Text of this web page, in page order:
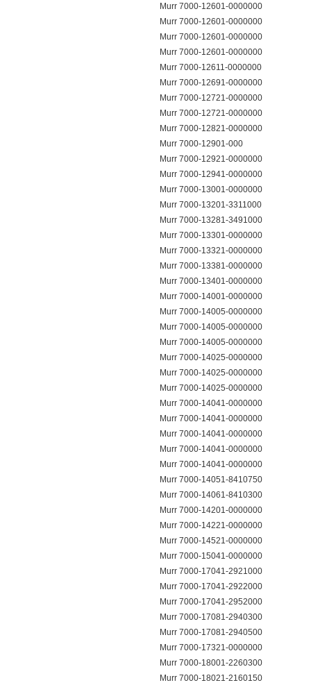
Murr 7000-12601-0000000
Murr 7000-12601-0000000
Murr 7000-12601-0000000
Murr 7000-12601-0000000
Murr 7000-12611-0000000
Murr 7000-12691-0000000
Murr 7000-12721-0000000
Murr 7000-12721-0000000
Murr 7000-12821-0000000
Murr 7000-12901-000
Murr 7000-12921-0000000
Murr 7000-12941-0000000
Murr 7000-13001-0000000
Murr 7000-13201-3311000
Murr 7000-13281-3491000
Murr 7000-13301-0000000
Murr 7000-13321-0000000
Murr 7000-13381-0000000
Murr 7000-13401-0000000
Murr 7000-14001-0000000
Murr 7000-14005-0000000
Murr 7000-14005-0000000
Murr 7000-14005-0000000
Murr 7000-14025-0000000
Murr 7000-14025-0000000
Murr 7000-14025-0000000
Murr 7000-14041-0000000
Murr 7000-14041-0000000
Murr 7000-14041-0000000
Murr 7000-14041-0000000
Murr 7000-14041-0000000
Murr 7000-14051-8410750
Murr 7000-14061-8410300
Murr 7000-14201-0000000
Murr 7000-14221-0000000
Murr 7000-14521-0000000
Murr 7000-15041-0000000
Murr 7000-17041-2921000
Murr 7000-17041-2922000
Murr 7000-17041-2952000
Murr 7000-17081-2940300
Murr 7000-17081-2940500
Murr 7000-17321-0000000
Murr 7000-18001-2260300
Murr 7000-18021-2160150